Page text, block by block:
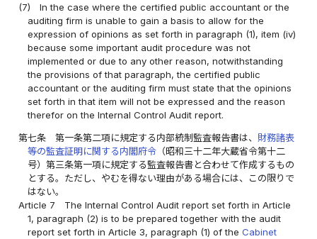
(7)
In the case where the certified public accountant or the
auditing firm is unable to gain a basis to allow for the
expression of opinions as set forth in paragraph (1), item (iv)
because some important audit procedure was not
implemented or due to any other reason, notwithstanding
the provisions of that paragraph, the certified public
accountant or the auditing firm must state that the opinions
set forth in that item will not be expressed and the reason
therefor on the Internal Control Audit report.
第七条 第一条第二項に規定する内部統制監査報告書は、 財務諸表
等の監査証明に関する内閣府令 （昭和三十二年大蔵省令第十二
号）第三条第一項に規定する監査報告書と合わせて作成するもの
とする。ただし、やむを得ない理由がある場合には、この限りで
はない。
Article 7
The Internal Control Audit report set forth in Article
1, paragraph (2) is to be prepared together with the audit
report set forth in Article 3, paragraph (1) of theCabinet